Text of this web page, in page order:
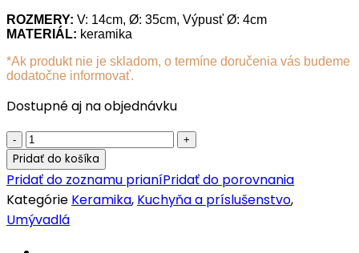
ROZMERY: V: 14cm, Ø: 35cm, Výpusť Ø: 4cm
MATERIÁL: keramika
*Ak produkt nie je skladom, o termíne doručenia vás budeme
dodatočne informovať.
Dostupné aj na objednávku
Orientálne
ručne
maľované
umývadlo
FES
Pridať do košíka
Pridať do zoznamu prianíPridať do porovnania
Kategórie Keramika, Kuchyňa a príslušenstvo,
Umývadlá